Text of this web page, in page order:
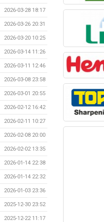
2026-03-28 18:17
2026-03-26 20:31
2026-03-20 10:25
2026-03-14 11:26
2026-03-11 12:46
2026-03-08 23:58
2026-03-01 20:55
2026-02-12 16:42
2026-02-11 10:27
2026-02-08 20:00
2026-02-02 13:35
2026-01-14 22:38
2026-01-14 22:32
2026-01-03 23:36
2025-12-30 23:52
2025-12-22 11:17